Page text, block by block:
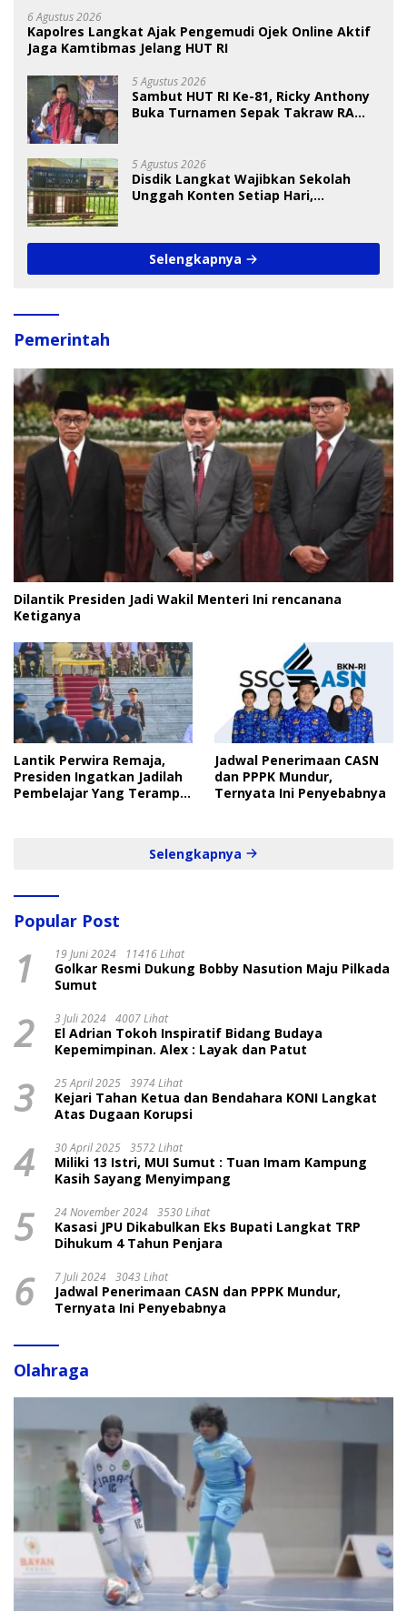
6 Agustus 2026
Kapolres Langkat Ajak Pengemudi Ojek Online Aktif
Jaga Kamtibmas Jelang HUT RI
5 Agustus 2026
Sambut HUT RI Ke-81, Ricky Anthony
Buka Turnamen Sepak Takraw RA
5 Agustus 2026
Disdik Langkat Wajibkan Sekolah
Unggah Konten Setiap Hari,
Selengkapnya
Pemerintah
Dilantik Presiden Jadi Wakil Menteri Ini rencanana
Ketiganya
Lantik Perwira Remaja,
Presiden Ingatkan Jadilah
Pembelajar Yang Terampil
Jadwal Penerimaan CASN
dan PPPK Mundur,
Ternyata Ini Penyebabnya
Selengkapnya
Popular Post
1 19 Juni 2024 11416 Lihat
Golkar Resmi Dukung Bobby Nasution Maju Pilkada
Sumut
2 3 Juli 2024 4007 Lihat
El Adrian Tokoh Inspiratif Bidang Budaya
Kepemimpinan. Alex : Layak dan Patut
3 25 April 2025 3974 Lihat
Kejari Tahan Ketua dan Bendahara KONI Langkat
Atas Dugaan Korupsi
4 30 April 2025 3572 Lihat
Miliki 13 Istri, MUI Sumut : Tuan Imam Kampung
Kasih Sayang Menyimpang
5 24 November 2024 3530 Lihat
Kasasi JPU Dikabulkan Eks Bupati Langkat TRP
Dihukum 4 Tahun Penjara
6 7 Juli 2024 3043 Lihat
Jadwal Penerimaan CASN dan PPPK Mundur,
Ternyata Ini Penyebabnya
Olahraga